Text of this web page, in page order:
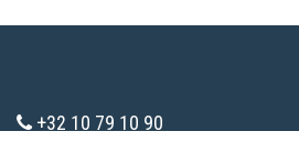
+32 10 79 10 90